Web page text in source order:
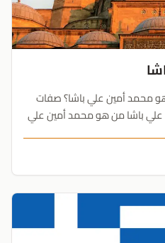
محمد أمين علي باشا؟ صفات
علي باشا من هو محمد أمين علي